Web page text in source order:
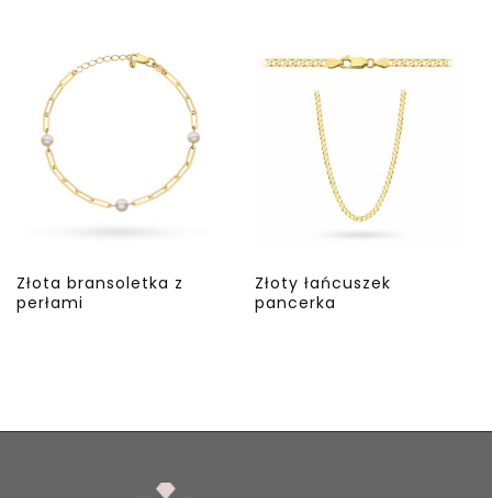
Złota bransoletka z
perłami
Złoty łańcuszek
pancerka